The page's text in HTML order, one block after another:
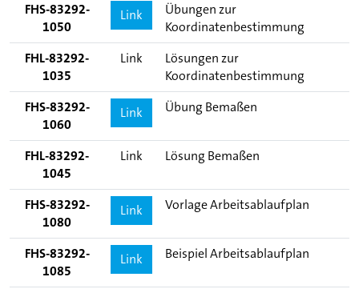
FHS-83292-
1050
Link
Übungen zur
Koordinatenbestimmung
FHL-83292-
1035
Link
Lösungen zur
Koordinatenbestimmung
FHS-83292-
1060
Link Übung Bemaßen
FHL-83292-
1045
Link Lösung Bemaßen
FHS-83292-
1080
Link Vorlage Arbeitsablaufplan
FHS-83292-
1085
Link Beispiel Arbeitsablaufplan